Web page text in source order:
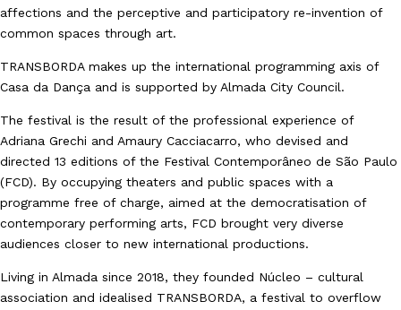
affections and the perceptive and participatory re-invention of
common spaces through art.
TRANSBORDA makes up the international programming axis of
Casa da Dança and is supported by Almada City Council.
The festival is the result of the professional experience of
Adriana Grechi and Amaury Cacciacarro, who devised and
directed 13 editions of the Festival Contemporâneo de São Paulo
(FCD). By occupying theaters and public spaces with a
programme free of charge, aimed at the democratisation of
contemporary performing arts, FCD brought very diverse
audiences closer to new international productions.
Living in Almada since 2018, they founded Núcleo – cultural
association and idealised TRANSBORDA, a festival to overflow